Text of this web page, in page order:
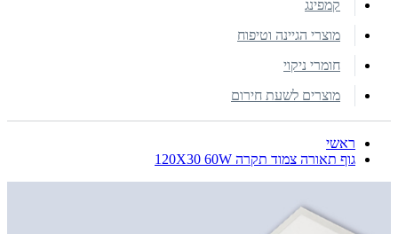
קמפינג
מוצרי הגיינה וטיפוח
חומרי ניקוי
מוצרים לשעת חירום
ראשי
גוף תאורה צמוד תקרה 120X30 60W